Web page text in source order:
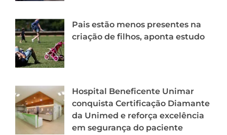
Pais estão menos presentes na
criação de filhos, aponta estudo
Hospital Beneficente Unimar
conquista Certificação Diamante
da Unimed e reforça excelência
em segurança do paciente